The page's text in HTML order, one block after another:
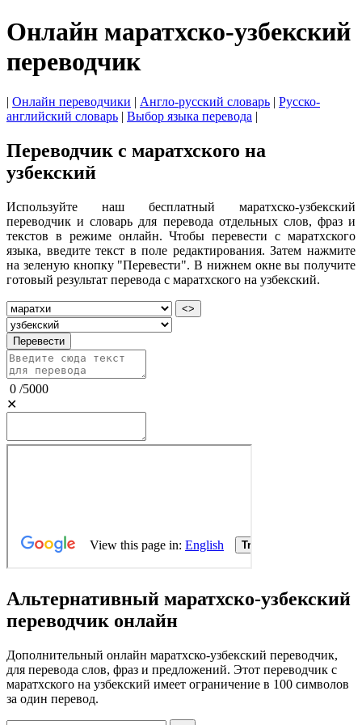
Онлайн маратхско-узбекский
переводчик
| Онлайн переводчики | Англо-русский словарь | Русско-
английский словарь | Выбор языка перевода |
Переводчик с маратхского на
узбекский
Используйте наш бесплатный маратхско-узбекский
переводчик и словарь для перевода отдельных слов, фраз и
текстов в режиме онлайн. Чтобы перевести с маратхского
языка, введите текст в поле редактирования. Затем нажмите
на зеленую кнопку "Перевести". В нижнем окне вы получите
готовый результат перевода с маратхского на узбекский.
<>
Перевести
0 /5000
✕
Альтернативный маратхско-узбекский
переводчик онлайн
Дополнительный онлайн маратхско-узбекский переводчик,
для перевода слов, фраз и предложений. Этот переводчик с
маратхского на узбекский имеет ограничение в 100 символов
за один перевод.